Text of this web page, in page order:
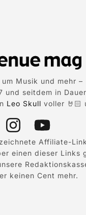
Musik und mehr –
und seitdem in
Leo Skull voller 🤘🏻
Affiliate-
einen dieser Links
keinen Cent mehr.